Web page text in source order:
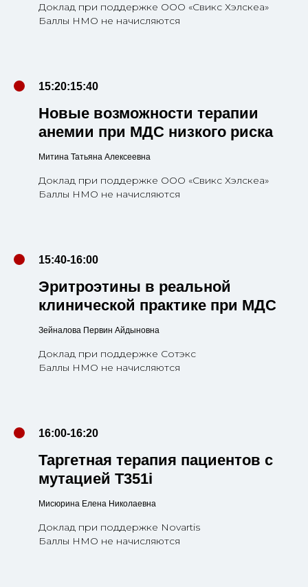
Доклад при поддержке ООО «Свикс Хэлскеа»
Баллы НМО не начисляются
15:20:15:40
Новые возможности терапии
анемии при МДС низкого риска
Митина Татьяна Алексеевна
Доклад при поддержке ООО «Свикс Хэлскеа»
Баллы НМО не начисляются
15:40-16:00
Эритроэтины в реальной
клинической практике при МДС
Зейналова Первин Айдыновна
Доклад при поддержке Сотэкс
Баллы НМО не начисляются
16:00-16:20
Таргетная терапия пациентов с
мутацией Т351i
Мисюрина Елена Николаевна
Доклад при поддержке Novartis
Баллы НМО не начисляются